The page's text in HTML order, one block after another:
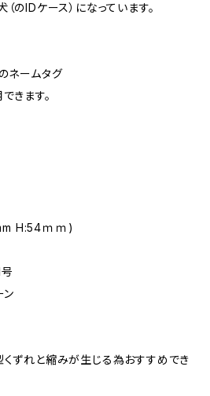
のIDケース）になっています。
ネームタグ
きます。
H:54ｍｍ)
ン
ずれと縮みが生じる為おすすめでき